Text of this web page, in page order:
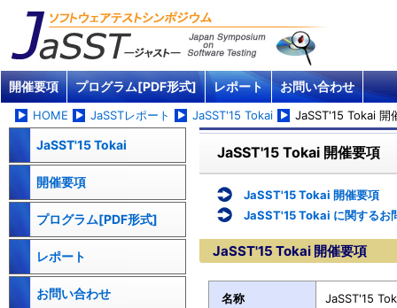
開催要項 プログラム[PDF形式] レポート お問い合わせ
HOME JaSSTレポート JaSST'15 Tokai JaSST'15 Tokai 開
JaSST'15 Tokai 開催要項
JaSST'15 Tokai 開催要項
JaSST'15 Tokai に関するお
JaSST'15 Tokai 開催要項
名称
JaSST'15
JaSST'15 Tokai
開催要項
プログラム[PDF形式]
レポート
お問い合わせ